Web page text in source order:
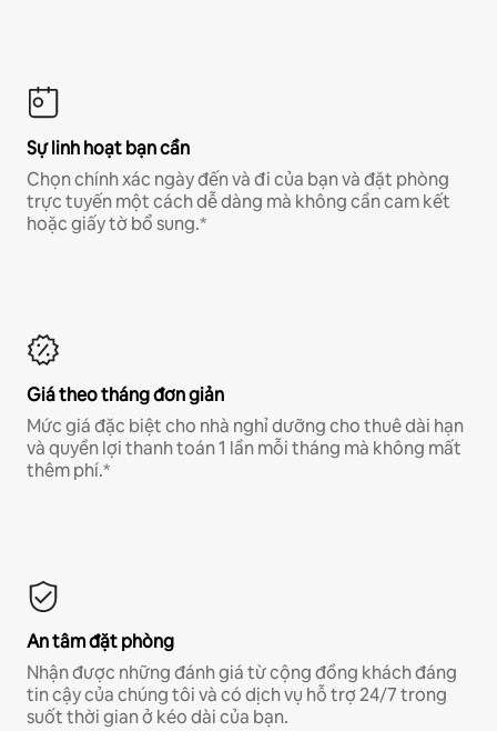
Sự linh hoạt bạn cần
Chọn chính xác ngày đến và đi của bạn và đặt phòng
trực tuyến một cách dễ dàng mà không cần cam kết
hoặc giấy tờ bổ sung.*
Giá theo tháng đơn giản
Mức giá đặc biệt cho nhà nghỉ dưỡng cho thuê dài hạn
và quyền lợi thanh toán 1 lần mỗi tháng mà không mất
thêm phí.*
An tâm đặt phòng
Nhận được những đánh giá từ cộng đồng khách đáng
tin cậy của chúng tôi và có dịch vụ hỗ trợ 24/7 trong
suốt thời gian ở kéo dài của bạn.